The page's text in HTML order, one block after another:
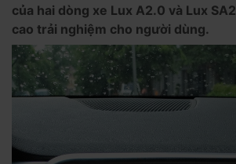
của hai dòng xe Lux A2.0 và Lux
cao trải nghiệm cho người dùng.